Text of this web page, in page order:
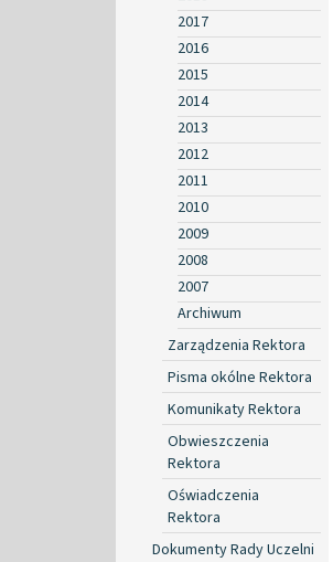
2017
2016
2015
2014
2013
2012
2011
2010
2009
2008
2007
Archiwum
Zarządzenia Rektora
Pisma okólne Rektora
Komunikaty Rektora
Obwieszczenia
Rektora
Oświadczenia
Rektora
Dokumenty Rady Uczelni